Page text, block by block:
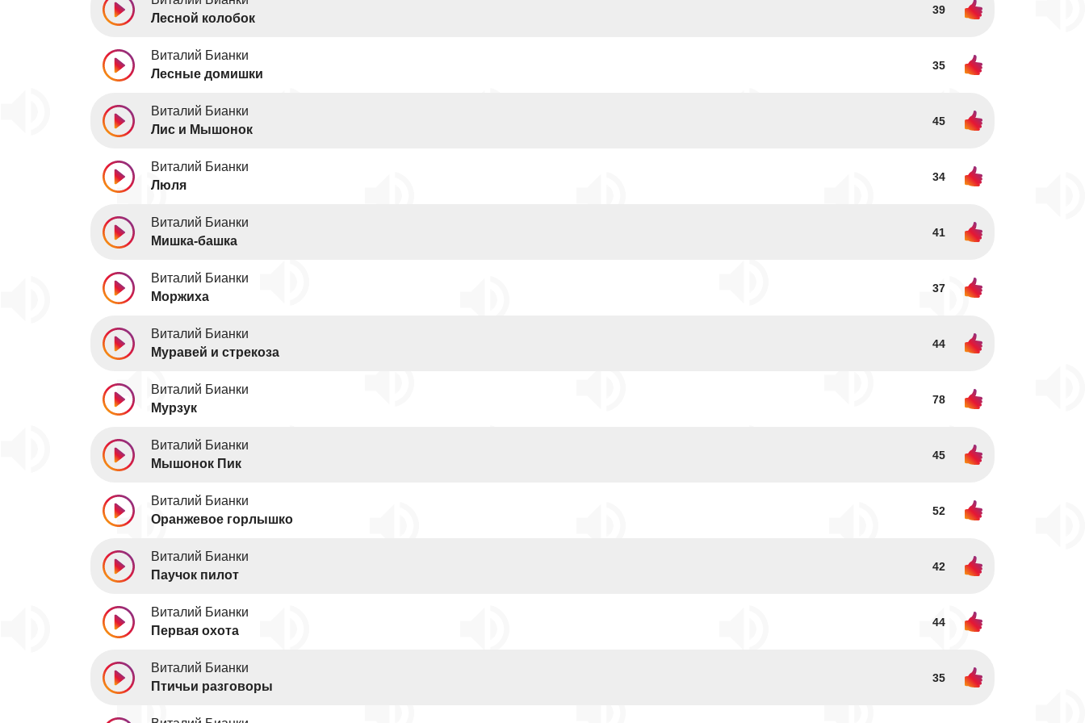
Лесной колобок
39
Виталий Бианки
Лесные домишки
35
Виталий Бианки
Лис и Мышонок
45
Виталий Бианки
Люля
34
Виталий Бианки
Мишка-башка
41
Виталий Бианки
Моржиха
37
Виталий Бианки
Муравей и стрекоза
44
Виталий Бианки
Мурзук
78
Виталий Бианки
Мышонок Пик
45
Виталий Бианки
Оранжевое горлышко
52
Виталий Бианки
Паучок пилот
42
Виталий Бианки
Первая охота
44
Виталий Бианки
Птичьи разговоры
35